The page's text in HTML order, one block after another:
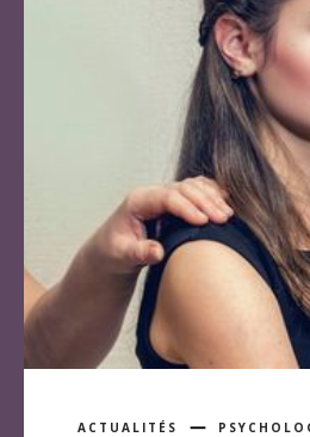
ACTUALITÉS